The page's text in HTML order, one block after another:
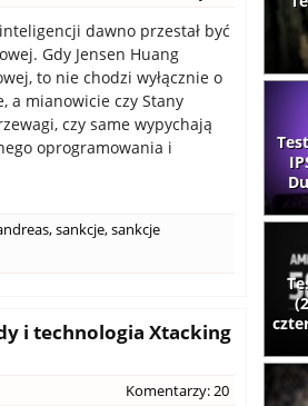
dawno przestał być
Gdy Jensen Huang
to nie chodzi wyłącznie o
a mianowicie czy Stany
czy same wypychają
oprogramowania i
,sankcje,sankcje
i technologia Xtacking
Komentarzy: 20